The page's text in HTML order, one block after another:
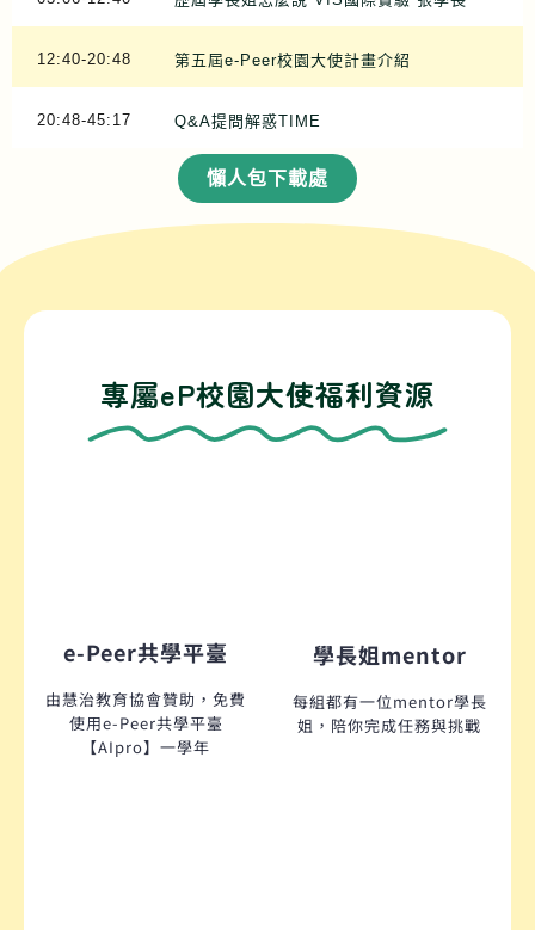
12:40-20:48 第五屆e-Peer校園大使計畫介紹
20:48-45:17 Q&A提問解惑TIME
懶人包下載處
專屬eP校園大使福利資源
e-Peer共學平臺
由慧治教育協會贊助，免費
使用e-Peer共學平臺
【AIpro】一學年
學長姐mentor
每組都有一位mentor學長
姐，陪你完成任務與挑戰